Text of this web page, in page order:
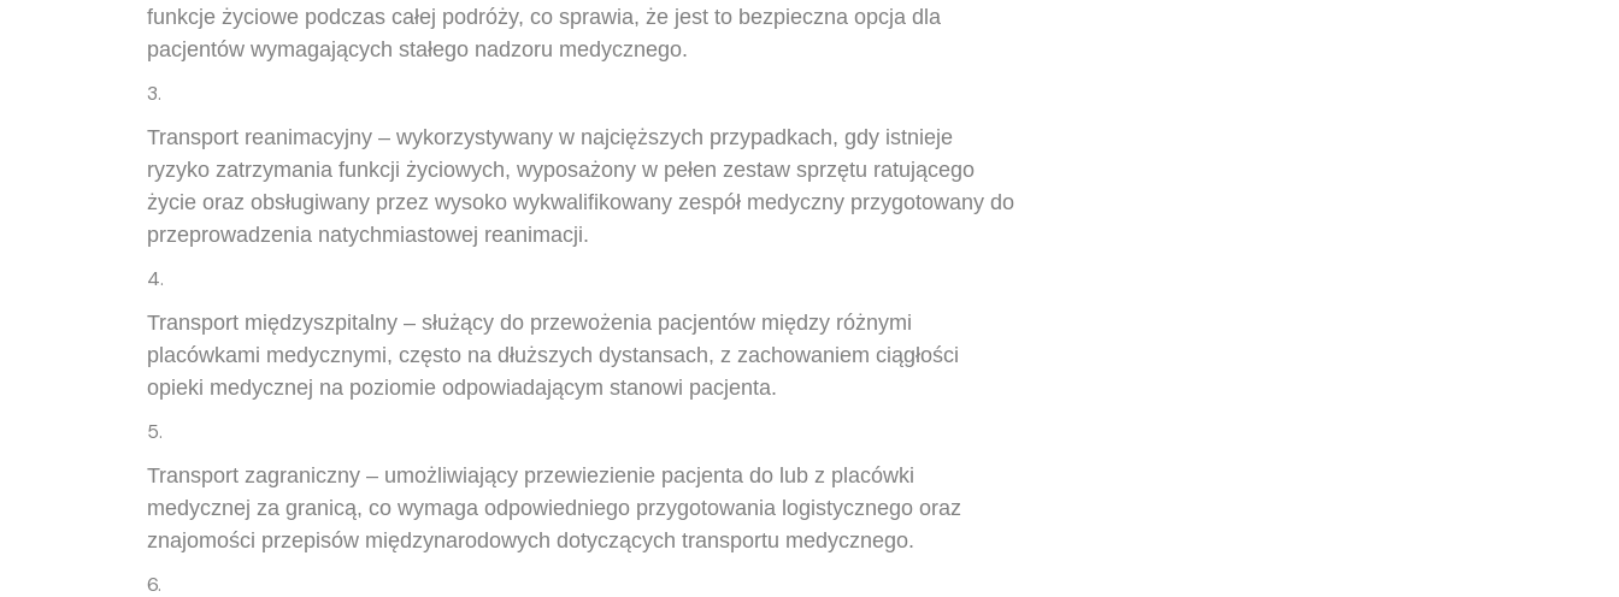
funkcje życiowe podczas całej podróży, co sprawia, że jest to bezpieczna opcja dla
pacjentów wymagających stałego nadzoru medycznego.
Transport reanimacyjny – wykorzystywany w najcięższych przypadkach, gdy istnieje
ryzyko zatrzymania funkcji życiowych, wyposażony w pełen zestaw sprzętu ratującego
życie oraz obsługiwany przez wysoko wykwalifikowany zespół medyczny przygotowany do
przeprowadzenia natychmiastowej reanimacji.
Transport międzyszpitalny – służący do przewożenia pacjentów między różnymi
placówkami medycznymi, często na dłuższych dystansach, z zachowaniem ciągłości
opieki medycznej na poziomie odpowiadającym stanowi pacjenta.
Transport zagraniczny – umożliwiający przewiezienie pacjenta do lub z placówki
medycznej za granicą, co wymaga odpowiedniego przygotowania logistycznego oraz
znajomości przepisów międzynarodowych dotyczących transportu medycznego.